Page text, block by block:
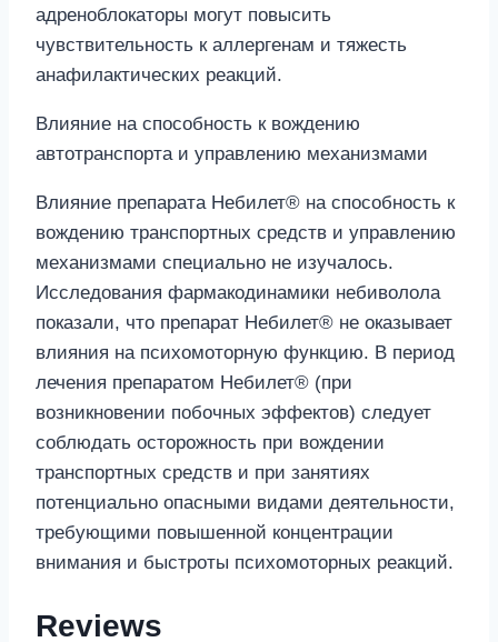
адреноблокаторы могут повысить
чувствительность к аллергенам и тяжесть
анафилактических реакций.
Влияние на способность к вождению
автотранспорта и управлению механизмами
Влияние препарата Небилет® на способность к
вождению транспортных средств и управлению
механизмами специально не изучалось.
Исследования фармакодинамики небиволола
показали, что препарат Небилет® не оказывает
влияния на психомоторную функцию. В период
лечения препаратом Небилет® (при
возникновении побочных эффектов) следует
соблюдать осторожность при вождении
транспортных средств и при занятиях
потенциально опасными видами деятельности,
требующими повышенной концентрации
внимания и быстроты психомоторных реакций.
Reviews